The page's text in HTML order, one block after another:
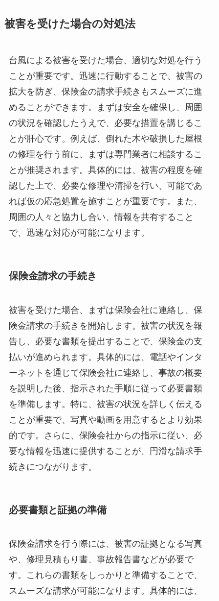
被害を受けた場合の対処法
台風による被害を受けた場合、適切な対処を行う
ことが重要です。迅速に行動することで、被害の
拡大を防ぎ、保険金の請求手続きもスムーズに進
めることができます。まずは安全を確保し、周囲
の状況を確認したうえで、必要な措置を講じるこ
とが肝心です。例えば、倒れた木や破損した屋根
の修理を行う前に、まずは専門業者に相談するこ
とが推奨されます。具体的には、被害の程度を確
認した上で、必要な修理や清掃を行い、可能であ
れば仮の応急処置を施すことが重要です。また、
周囲の人々と協力し合い、情報を共有すること
で、迅速な対応が可能になります。
保険金請求の手続き
被害を受けた場合、まずは保険会社に連絡し、保
険金請求の手続きを開始します。被害の状況を報
告し、必要な書類を提出することで、保険金の支
払いが進められます。具体的には、電話やインタ
ーネットを通じて保険会社に連絡し、事故の概要
を説明した後、指示された手順に従って必要書類
を準備します。特に、被害の状況を詳しく伝える
ことが重要で、写真や動画を用意するとより効果
的です。さらに、保険会社からの指示に従い、必
要な情報を迅速に提供することが、円滑な請求手
続きにつながります。
必要書類と証拠の準備
保険金請求を行う際には、被害の証拠となる写真
や、修理見積もり書、事故報告書などが必要で
す。これらの書類をしっかりと準備することで、
スムーズな請求が可能になります。具体的には、